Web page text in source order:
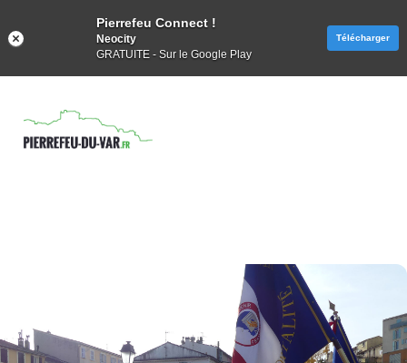
Pierrefeu Connect !
Neocity
GRATUITE - Sur le Google Play
Télécharger